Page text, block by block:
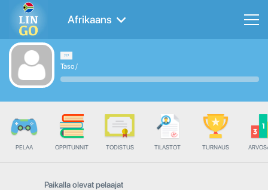
Afrikaans
Taso/
PELAA OPPITUNNIT TODISTUS TILASTOT TURNAUS
Paikalla olevat pelaajat